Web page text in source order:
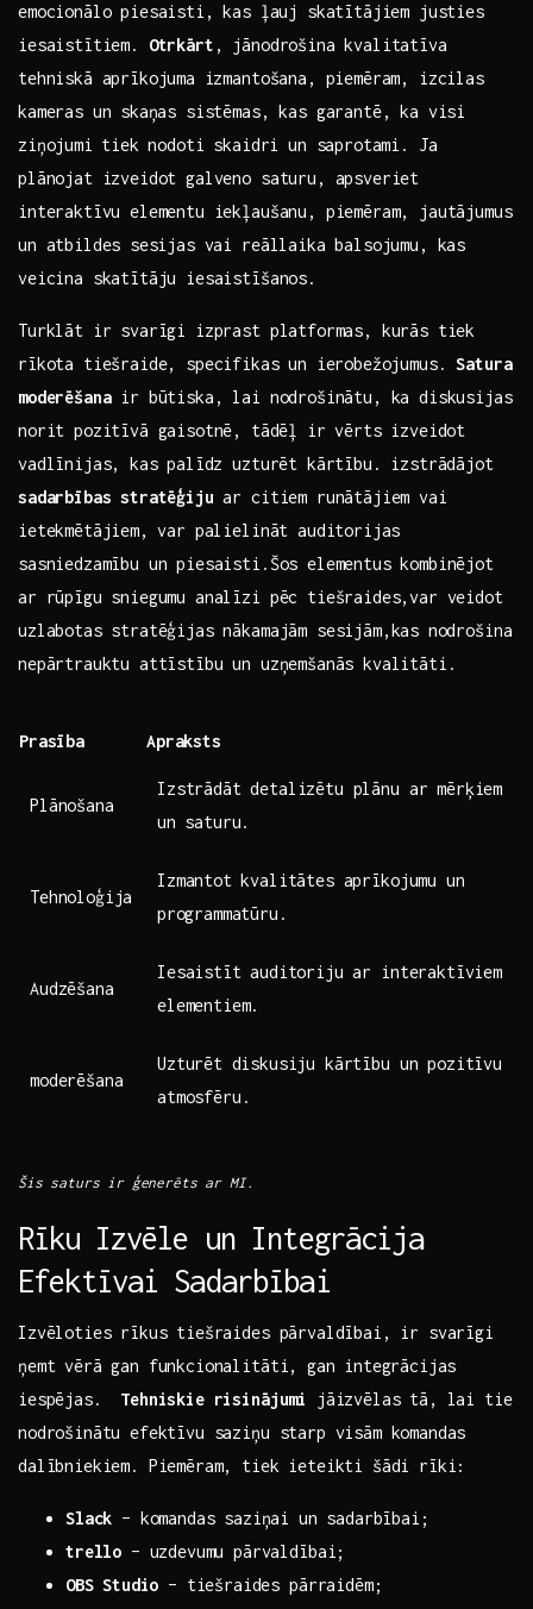
emocionālo piesaisti, kas⁢ ļauj skatītājiem justies
iesaistītiem. Otrkārt , jānodrošina kvalitatīva
tehniskā aprīkojuma⁤ izmantošana, piemēram, izcilas
kameras ‌un ⁣skaņas sistēmas, ‍kas garantē, ka visi
ziņojumi⁢ tiek ⁤nodoti skaidri un saprotami. Ja
plānojat‍ izveidot galveno saturu,‌ apsveriet
interaktīvu elementu iekļaušanu, piemēram, jautājumus
un atbildes⁣ sesijas‍ vai reāllaika balsojumu, kas
veicina skatītāju iesaistīšanos.
Turklāt ir ‌svarīgi izprast platformas, kurās tiek
rīkota tiešraide, specifikas⁣ un ierobežojumus.Satura
moderēšana‌ir būtiska, lai nodrošinātu,‍ ka diskusijas
norit pozitīvā gaisotnē,⁤ tādēļ ir vērts izveidot
vadlīnijas, kas ⁣palīdz ​uzturēt kārtību. izstrādājot
sadarbības stratēģiju ar citiem runātājiem‍ vai
ietekmētājiem, ⁣var palielināt auditorijas
sasniedzamību un piesaisti.Šos elementus kombinējot
ar rūpīgu sniegumu‍ analīzi pēc tiešraides,var veidot
uzlabotas stratēģijas nākamajām sesijām,kas⁤ nodrošina
nepārtrauktu attīstību un uzņemšanās kvalitāti.
Prasība Apraksts
Plānošana
Izstrādāt detalizētu ​plānu ar mērķiem
un ⁤saturu.
Tehnoloģija
Izmantot⁣ kvalitātes aprīkojumu un
⁣programmatūru.
Audzēšana
Iesaistīt ⁣auditoriju ar interaktīviem
elementiem.
moderēšana
Uzturēt⁢ diskusiju‍ kārtību ‌un pozitīvu⁤
atmosfēru.
Šis saturs‌ ir ģenerēts‍ ar MI.
Rīku⁢ Izvēle un ​Integrācija
Efektīvai Sadarbībai
Izvēloties ​rīkus tiešraides pārvaldībai, ir svarīgi
ņemt vērā gan funkcionalitāti, ⁣gan integrācijas
iespējas. ‍ Tehniskie risinājumi
jāizvēlas⁤ tā, lai tie
nodrošinātu efektīvu saziņu starp visām komandas
dalībniekiem. Piemēram, tiek ieteikti šādi rīki:
Slack – komandas saziņai ⁣un sadarbībai;
trello – uzdevumu pārvaldībai;
OBS⁢ Studio – tiešraides pārraidēm;